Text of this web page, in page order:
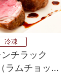
冷凍
チラック
ラムチョッ